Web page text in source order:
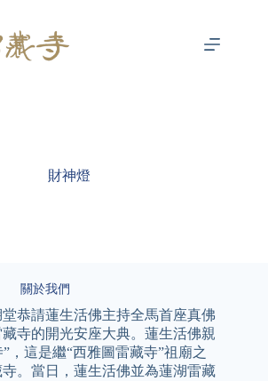
財神燈
關於我們
堂恭請蓮生活佛主持全馬首座真佛
寺的開光安座大典。蓮生活佛親
，這是繼“西雅圖雷藏寺”祖廟之
。當日，蓮生活佛並為蓮湖雷藏